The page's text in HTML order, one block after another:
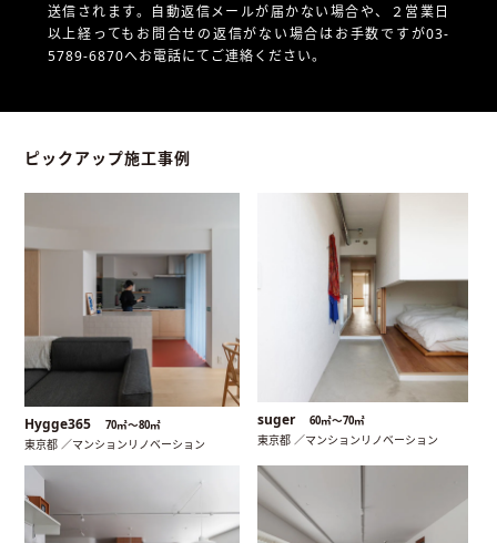
送信されます。自動返信メールが届かない場合や、
２営業日
以上経ってもお問合せの返信がない場合はお手数ですが03-
5789-6870へお電話にてご連絡ください。
ピックアップ施工事例
Hygge365 70㎡〜80㎡
東京都 ／マンションリノベーション
suger 60㎡〜70㎡
東京都 ／マンションリノベーション